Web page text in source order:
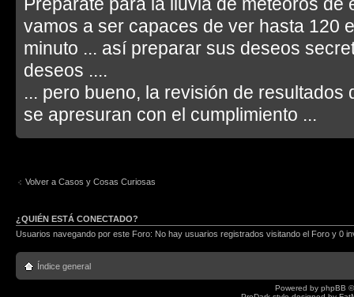
vamos a ser capaces de ver hasta 120
minuto ... así preparar sus deseos
deseos ....
... pero bueno, la revisión de resultados
se apresuran con el cumplimiento ...
Volver a Casos y Cosas Curiosas
¿QUIÉN ESTÁ CONECTADO?
Usuarios navegando por este Foro: No hay usuarios registrados visitando el Foro y 0
Índice general
Powered by phpBB